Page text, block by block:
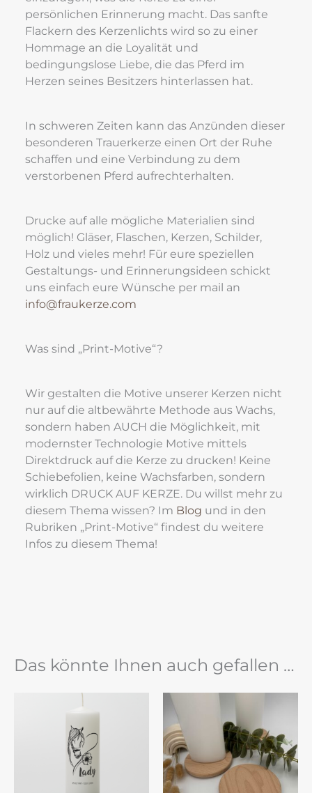
persönlichen Erinnerung macht. Das sanfte
Flackern des Kerzenlichts wird so zu einer
Hommage an die Loyalität und
bedingungslose Liebe, die das Pferd im
Herzen seines Besitzers hinterlassen hat.
In schweren Zeiten kann das Anzünden dieser
besonderen Trauerkerze einen Ort der Ruhe
schaffen und eine Verbindung zu dem
verstorbenen Pferd aufrechterhalten.
Drucke auf alle mögliche Materialien sind
möglich! Gläser, Flaschen, Kerzen, Schilder,
Holz und vieles mehr! Für eure speziellen
Gestaltungs- und Erinnerungsideen schickt
uns einfach eure Wünsche per mail an
info@fraukerze.com
Was sind „Print-Motive“?
Wir gestalten die Motive unserer Kerzen nicht
nur auf die altbewährte Methode aus Wachs,
sondern haben AUCH die Möglichkeit, mit
modernster Technologie Motive mittels
Direktdruck auf die Kerze zu drucken! Keine
Schiebefolien, keine Wachsfarben, sondern
wirklich DRUCK AUF KERZE. Du willst mehr zu
diesem Thema wissen? Im Blog und in den
Rubriken „Print-Motive“ findest du weitere
Infos zu diesem Thema!
Das könnte Ihnen auch gefallen …